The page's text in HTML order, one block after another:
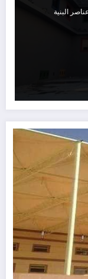
البنية